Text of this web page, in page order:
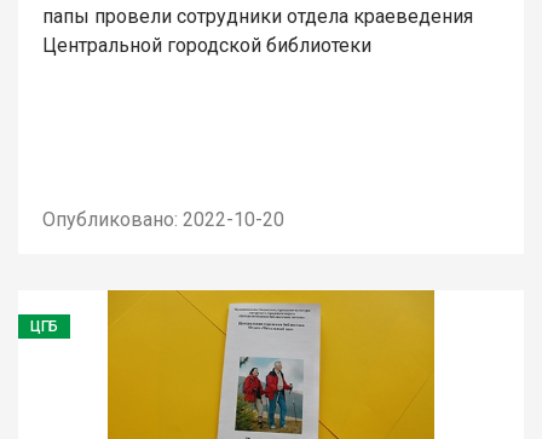
папы провели сотрудники отдела краеведения
Центральной городской библиотеки
Опубликовано: 2022-10-20
ЦГБ